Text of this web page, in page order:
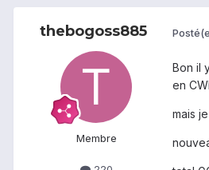
thebogoss885
Membre
Bon il
en
mais